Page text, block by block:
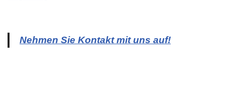
Nehmen Sie Kontakt mit uns auf!